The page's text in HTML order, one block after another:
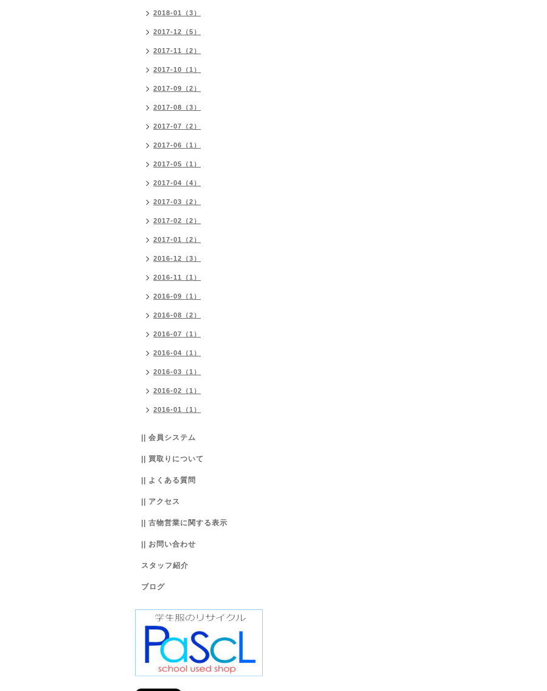
2018-01（3）
2017-12（5）
2017-11（2）
2017-10（1）
2017-09（2）
2017-08（3）
2017-07（2）
2017-06（1）
2017-05（1）
2017-04（4）
2017-03（2）
2017-02（2）
2017-01（2）
2016-12（3）
2016-11（1）
2016-09（1）
2016-08（2）
2016-07（1）
2016-04（1）
2016-03（1）
2016-02（1）
2016-01（1）
|| 会員システム
|| 買取りについて
|| よくある質問
|| アクセス
|| 古物営業に関する表示
|| お問い合わせ
スタッフ紹介
ブログ